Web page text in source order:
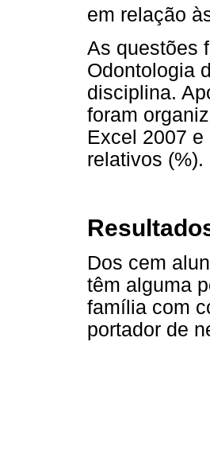
em relação
As questões
Odontologia
disciplina.
foram
Excel 2007
relativos (%).
Dos cem
têm alguma
família com
portador de